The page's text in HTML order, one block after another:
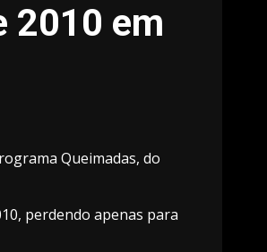
2010 em
Queimadas, do
perdendo apenas para